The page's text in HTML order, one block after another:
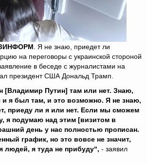
. Я не знаю, приедет ли
на переговоры с украинской стороной
в беседе с журналистами на
президент США Дональд Трамп.
[Владимир Путин] там или нет. Знаю,
и я был там, и это возможно. Я не знаю,
приеду ли я или нет. Если мы сможем
я подумаю над этим [визитом в
день у нас полностью прописан.
график, но это вовсе не значит,
людей, я туда не прибуду“, - заявил